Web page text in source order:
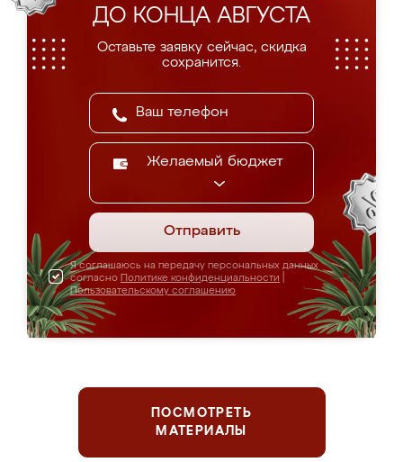
ДО КОНЦА АВГУСТА
Оставьте заявку сейчас, скидка
сохранится.
Желаемый бюджет
Отправить
Я соглашаюсь на передачу персональных данных
согласно Политике конфиденциальности
Пользовательскому соглашению
ПОСМОТРЕТЬ
МАТЕРИАЛЫ